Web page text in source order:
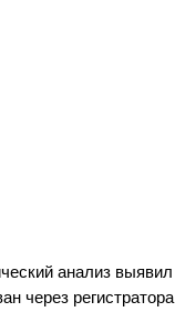
анализ выявил
через регистратора